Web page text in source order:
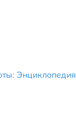
Энциклопедия